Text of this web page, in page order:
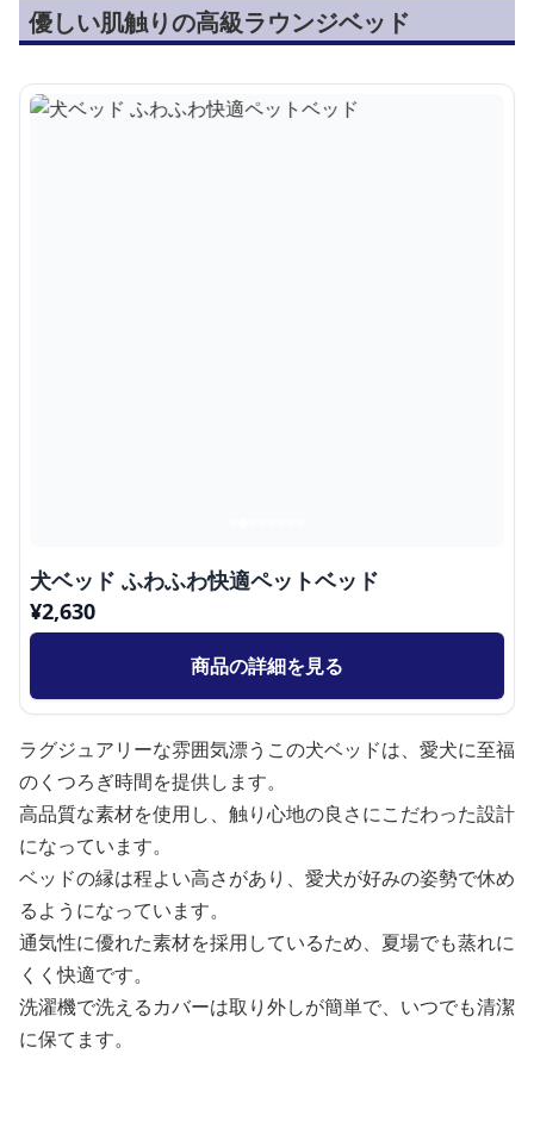
優しい肌触りの高級ラウンジベッド
犬ベッド ふわふわ快適ペットベッド
¥2,630
商品の詳細を見る
ラグジュアリーな雰囲気漂うこの犬ベッドは、愛犬に至福
のくつろぎ時間を提供します。
高品質な素材を使用し、触り心地の良さにこだわった設計
になっています。
ベッドの縁は程よい高さがあり、愛犬が好みの姿勢で休め
るようになっています。
通気性に優れた素材を採用しているため、夏場でも蒸れに
くく快適です。
洗濯機で洗えるカバーは取り外しが簡単で、いつでも清潔
に保てます。